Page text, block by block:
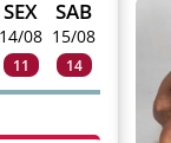
SEX
14/08
11
SAB
15/08
14